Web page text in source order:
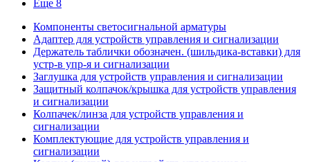
Еще 8
Компоненты светосигнальной арматуры
Адаптер для устройств управления и сигнализации
Держатель таблички обозначен. (шильдика-вставки) для
устр-в упр-я и сигнализации
Заглушка для устройств управления и сигнализации
Защитный колпачок/крышка для устройств управления
и сигнализации
Колпачек/линза для устройств управления и
сигнализации
Комплектующие для устройств управления и
сигнализации